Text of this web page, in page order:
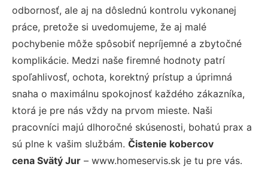
odbornosť, ale aj na dôslednú kontrolu vykonanej
práce, pretože si uvedomujeme, že aj malé
pochybenie môže spôsobiť nepríjemné a zbytočné
komplikácie. Medzi naše firemné hodnoty patrí
spoľahlivosť, ochota, korektný prístup a úprimná
snaha o maximálnu spokojnosť každého zákazníka,
ktorá je pre nás vždy na prvom mieste. Naši
pracovníci majú dlhoročné skúsenosti, bohatú prax a
sú plne k vašim službám. Čistenie kobercov
cena Svätý Jur – www.homeservis.sk je tu pre vás.